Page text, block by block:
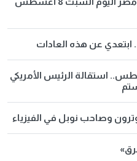
ابتعدي عن هذه العادات
هذا اليوم 8 أغسطس.. استقالة الرئيس الأمريكي
وصاحب نوبل في الفيزياء